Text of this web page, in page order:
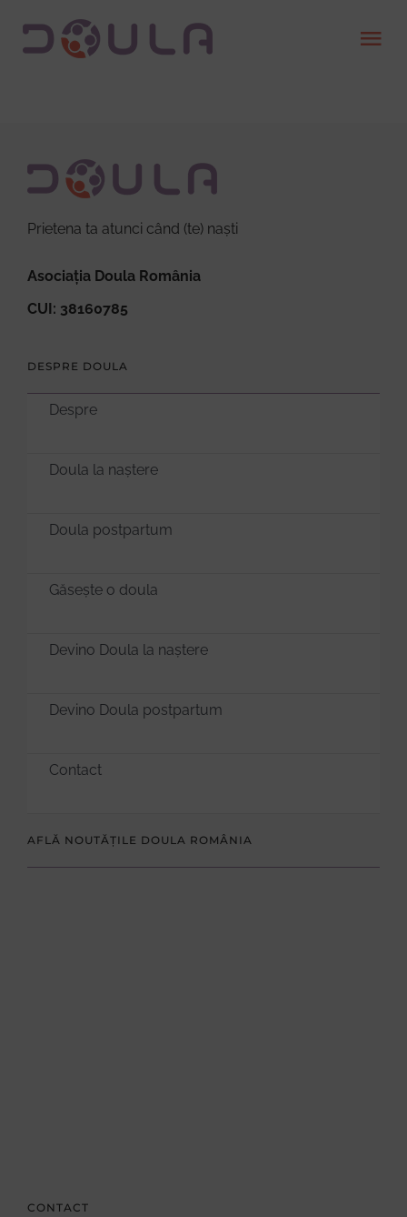
Servicii
Găsește o doula
Devino doula
Contact
Donează
Prietena ta atunci când (te) naști
Asociația Doula România
CUI: 38160785
DESPRE DOULA
Despre
Doula la naștere
Doula postpartum
Găsește o doula
Devino Doula la naștere
Devino Doula postpartum
Contact
AFLĂ NOUTĂȚILE DOULA ROMÂNIA
CONTACT